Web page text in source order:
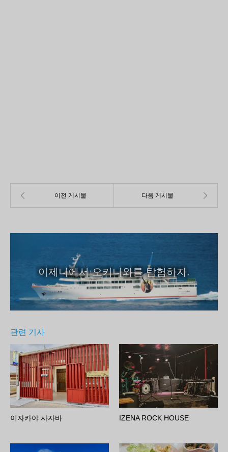
이제나에서 오키나와를 탐험하자.
관련 기사
이자카야 사자바 IZENA ROCK HOUSE